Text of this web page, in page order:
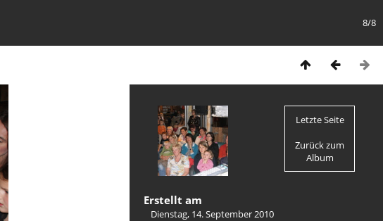
8/8
Letzte Seite
Zurück zum
Album
Erstellt am
Dienstag, 14. September 2010